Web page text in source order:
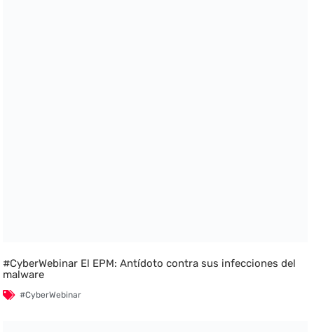
#CyberWebinar El EPM: Antídoto contra sus infecciones del
malware
#CyberWebinar